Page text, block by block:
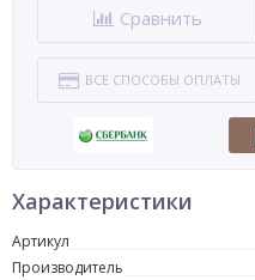
Сравнить
ВСЕ СПОСОБЫ ОПЛАТЫ
Характеристики
Артикул
Производитель